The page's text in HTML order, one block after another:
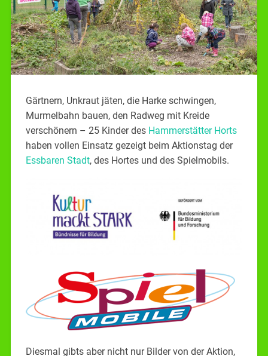
Gärtnern, Unkraut jäten, die Harke schwingen,
Murmelbahn bauen, den Radweg mit Kreide
verschönern – 25 Kinder des Hammerstätter Horts
haben vollen Einsatz gezeigt beim Aktionstag der
Essbaren Stadt, des Hortes und des Spielmobils.
Diesmal gibts aber nicht nur Bilder von der Aktion,